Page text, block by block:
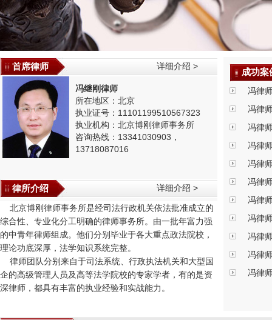
首席律师 详细介绍 >
冯继刚律师
所在地区：北京
执业证号：11101199510567323
执业机构：北京博刚律师事务所
咨询热线：13341030903，
13718087016
成功案
冯律
冯律
冯律
冯律
冯律
冯律
冯律
冯律
冯律
冯律
冯律
律所介绍 详细介绍 >
北京博刚律师事务所是经司法行政机关依法批准成立的
综合性、专业化分工明确的律师事务所。由一批年富力强
的中青年律师组成。他们分别毕业于各大重点政法院校，
理论功底深厚，法学知识系统完整。
律师团队分别来自于司法系统、行政执法机关和大型国
企的高级管理人员及高等法学院校的专家学者，有的是资
深律师，都具有丰富的执业经验和实战能力。